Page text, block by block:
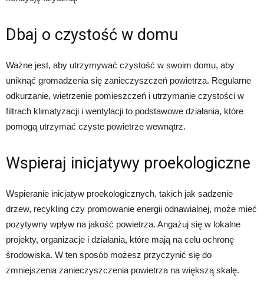
Dbaj o czystość w domu
Ważne jest, aby utrzymywać czystość w swoim domu, aby
uniknąć gromadzenia się zanieczyszczeń powietrza. Regularne
odkurzanie, wietrzenie pomieszczeń i utrzymanie czystości w
filtrach klimatyzacji i wentylacji to podstawowe działania, które
pomogą utrzymać czyste powietrze wewnątrz.
Wspieraj inicjatywy proekologiczne
Wspieranie inicjatyw proekologicznych, takich jak sadzenie
drzew, recykling czy promowanie energii odnawialnej, może mieć
pozytywny wpływ na jakość powietrza. Angażuj się w lokalne
projekty, organizacje i działania, które mają na celu ochronę
środowiska. W ten sposób możesz przyczynić się do
zmniejszenia zanieczyszczenia powietrza na większą skalę.